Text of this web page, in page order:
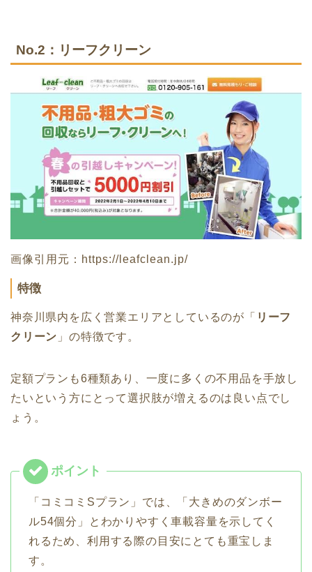
No.2：リーフクリーン
画像引用元：https://leafclean.jp/
特徴
神奈川県内を広く営業エリアとしているのが「 リーフ
クリーン 」の特徴です。
定額プランも6種類あり、一度に多くの不用品を手放し
たいという方にとって選択肢が増えるのは良い点でし
ょう。
「コミコミSプラン」では、「大きめのダンボー
ル54個分」とわかりやすく車載容量を示してく
れるため、利用する際の目安にとても重宝しま
す。